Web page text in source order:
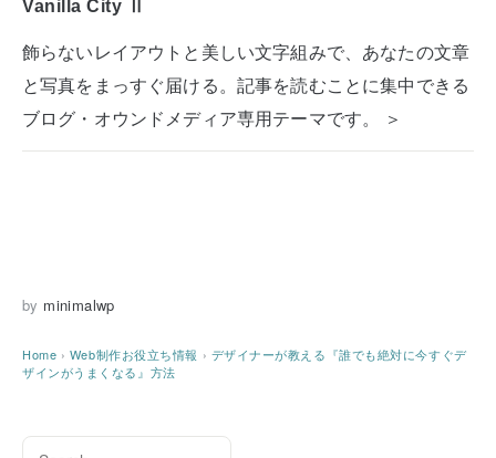
Vanilla City Ⅱ
飾らないレイアウトと美しい文字組みで、あなたの文章
と写真をまっすぐ届ける。記事を読むことに集中できる
ブログ・オウンドメディア専用テーマです。 ＞
by minimalwp
Home › Web制作お役立ち情報 › デザイナーが教える『誰でも絶対に今すぐデ
ザインがうまくなる』方法